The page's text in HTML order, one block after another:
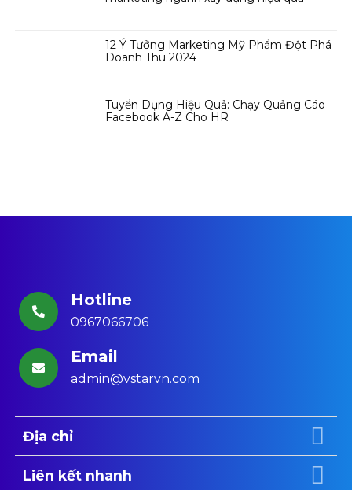
12 Ý Tưởng Marketing Mỹ Phẩm Đột Phá
Doanh Thu 2024
Tuyển Dụng Hiệu Quả: Chạy Quảng Cáo
Facebook A-Z Cho HR
Hotline
0967066706
Email
admin@vstarvn.com
Địa chỉ
Liên kết nhanh